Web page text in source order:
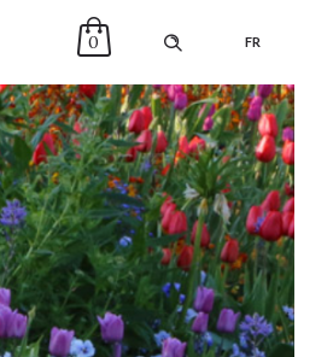
FR
0